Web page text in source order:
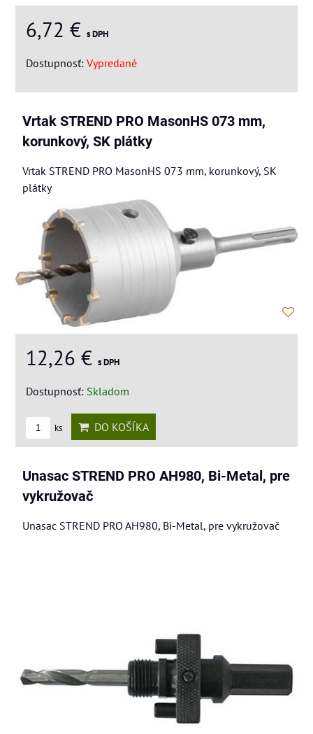
6,72 € s DPH
Dostupnosť: Vypredané
Vrtak STREND PRO MasonHS 073 mm,
korunkový, SK plátky
Vrtak STREND PRO MasonHS 073 mm, korunkový, SK
plátky
12,26 € s DPH
Dostupnosť: Skladom
ks DO KOŠÍKA
Unasac STREND PRO AH980, Bi-Metal, pre
vykružovač
Unasac STREND PRO AH980, Bi-Metal, pre vykružovač